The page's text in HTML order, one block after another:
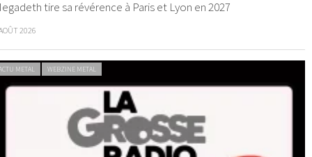
tire sa révérence à Paris et Lyon en 2027
2026
METAL WEBZINE METAL